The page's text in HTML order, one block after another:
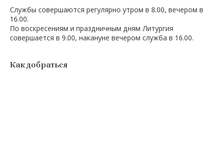
Службы совершаются регулярно утром в 8.00, вечером в
16.00.
По воскресениям и праздничным дням Литургия
совершается в 9.00, накануне вечером служба в 16.00.
Как добраться